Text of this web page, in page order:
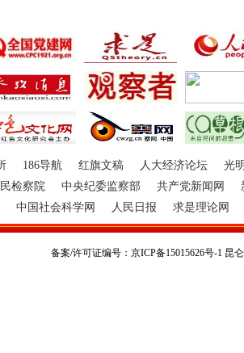
186导航 红旗文稿 人大经济论坛
光
检察院 中央纪委监察部 共产党新闻网
中国社会科学网 人民日报 求是理论网
备案/许可证编号：京ICP备15015626号-1 昆